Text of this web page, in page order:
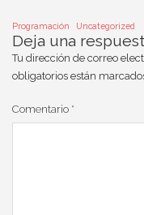
Programación Uncategorized
Deja una
Tu dirección de correo
obligatorios están
Comentario *